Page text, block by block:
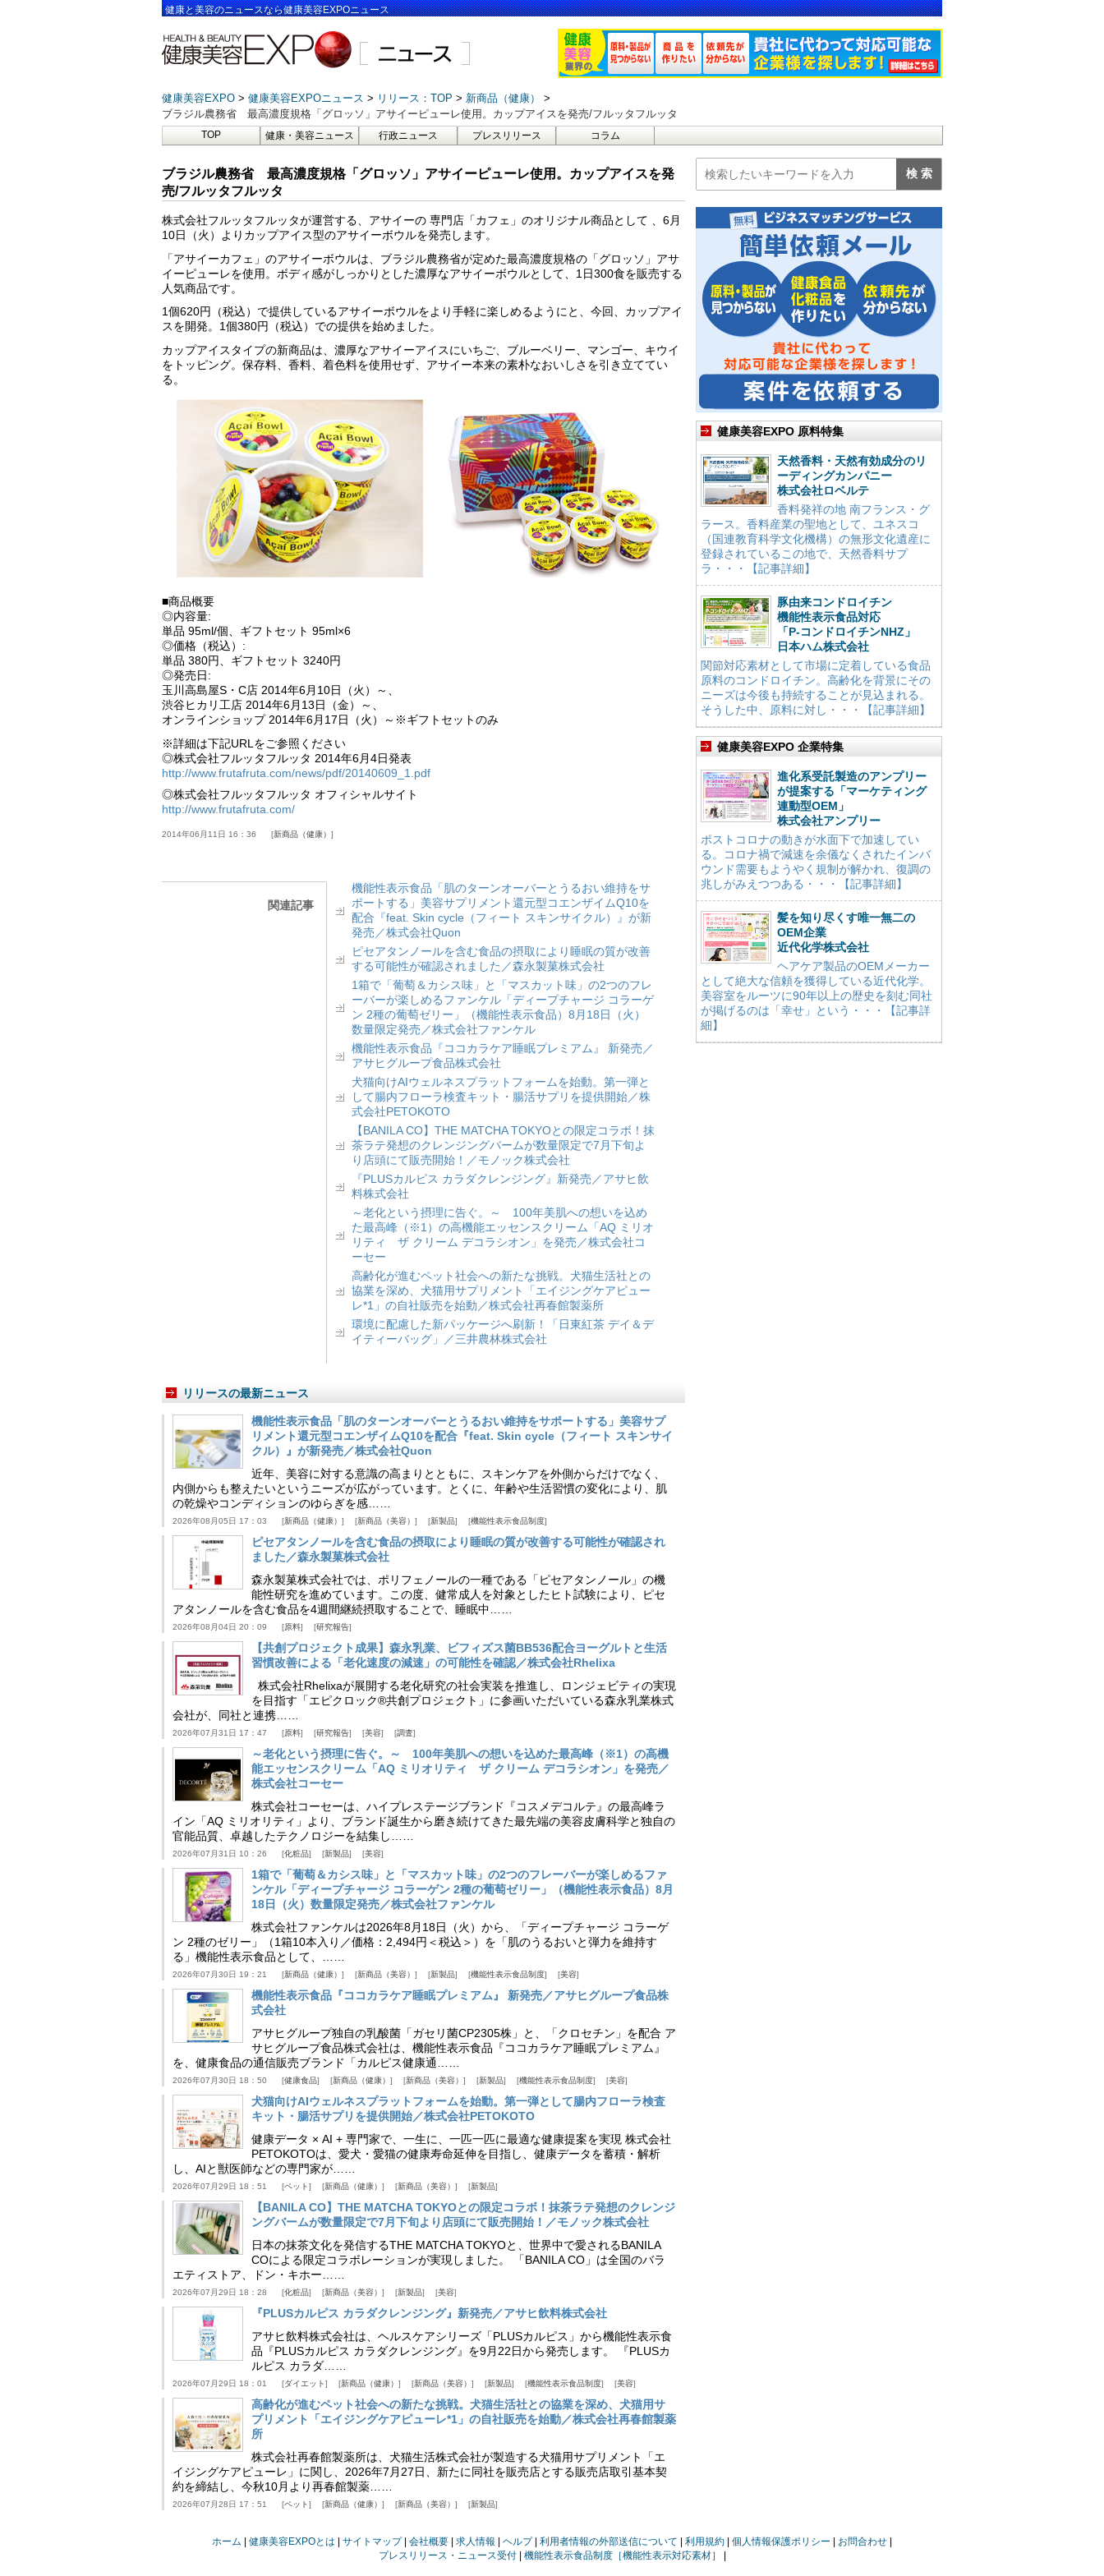
健康と美容のニュースなら健康美容EXPOニュース
健康美容EXPO 健康美容EXPOニュース リリース：TOP
新商品（健康）
ブラジル農務省 最高濃度規格「グロッソ」アサイーピューレ使用。カップアイスを発売/フルッタフルッタ
TOP 健康・美容ニュース 行政ニュース プレスリリース コラム
ブラジル農務省 最高濃度規格「グロッソ」アサイーピューレ使用。カップアイスを発
売/フルッタフルッタ
株式会社フルッタフルッタが運営する、アサイーの 専門店「カフェ」のオリジナル商品として 、6月
10日（火）よりカップアイス型のアサイーボウルを発売します。
「アサイーカフェ」のアサイーボウルは、ブラジル農務省が定めた最高濃度規格の「グロッソ」アサ
イーピューレを使用。ボディ感がしっかりとした濃厚なアサイーボウルとして、1日300食を販売する
人気商品です。
1個620円（税込）で提供しているアサイーボウルをより手軽に楽しめるようにと、今回、カップアイ
スを開発。1個380円（税込）での提供を始めました。
カップアイスタイプの新商品は、濃厚なアサイーアイスにいちご、ブルーベリー、マンゴー、キウイ
をトッピング。保存料、香料、着色料を使用せず、アサイー本来の素朴なおいしさを引き立ててい
る。
■商品概要
◎内容量:
単品 95ml/個、ギフトセット 95ml×6
◎価格（税込）:
単品 380円、ギフトセット 3240円
◎発売日:
玉川高島屋S・C店 2014年6月10日（火）～、
渋谷ヒカリ工店 2014年6月13日（金）～、
オンラインショップ 2014年6月17日（火）～※ギフトセットのみ
※詳細は下記URLをご参照ください
◎株式会社フルッタフルッタ 2014年6月4日発表
http://www.frutafruta.com/news/pdf/20140609_1.pdf
◎株式会社フルッタフルッタ オフィシャルサイト
http://www.frutafruta.com/
2014年06月11日 16：36 新商品（健康）
関連記事
機能性表示食品「肌のターンオーバーとうるおい維持をサ
ポートする」美容サプリメント還元型コエンザイムQ10を
配合『feat. Skin cycle（フィート スキンサイクル）』が新
発売／株式会社Quon
ピセアタンノールを含む食品の摂取により睡眠の質が改善
する可能性が確認されました／森永製菓株式会社
1箱で「葡萄＆カシス味」と「マスカット味」の2つのフレ
ーバーが楽しめるファンケル「ディープチャージ コラーゲ
ン 2種の葡萄ゼリー」（機能性表示食品）8月18日（火）
数量限定発売／株式会社ファンケル
機能性表示食品『ココカラケア睡眠プレミアム』 新発売／
アサヒグループ食品株式会社
犬猫向けAIウェルネスプラットフォームを始動。第一弾と
して腸内フローラ検査キット・腸活サプリを提供開始／株
式会社PETOKOTO
【BANILA CO】THE MATCHA TOKYOとの限定コラボ！抹
茶ラテ発想のクレンジングバームが数量限定で7月下旬よ
り店頭にて販売開始！／モノック株式会社
『PLUSカルピス カラダクレンジング』新発売／アサヒ飲
料株式会社
～老化という摂理に告ぐ。～ 100年美肌への想いを込め
た最高峰（※1）の高機能エッセンスクリーム「AQ ミリオ
リティ ザ クリーム デコラシオン」を発売／株式会社コ
ーセー
高齢化が進むペット社会への新たな挑戦。犬猫生活社との
協業を深め、犬猫用サプリメント「エイジングケアピュー
レ*1」の自社販売を始動／株式会社再春館製薬所
環境に配慮した新パッケージへ刷新！「日東紅茶 デイ＆デ
イティーバッグ」／三井農林株式会社
リリースの最新ニュース
機能性表示食品「肌のターンオーバーとうるおい維持をサポートする」美容サプ
リメント還元型コエンザイムQ10を配合『feat. Skin cycle（フィート スキンサイ
クル）』が新発売／株式会社Quon
近年、美容に対する意識の高まりとともに、スキンケアを外側からだけでなく、
内側からも整えたいというニーズが広がっています。とくに、年齢や生活習慣の変化により、肌
の乾燥やコンディションのゆらぎを感……
2026年08月05日 17：03 新商品（健康） 新商品（美容） 新製品 機能性表示食品制度
ピセアタンノールを含む食品の摂取により睡眠の質が改善する可能性が確認され
ました／森永製菓株式会社
森永製菓株式会社では、ポリフェノールの一種である「ピセアタンノール」の機
能性研究を進めています。この度、健常成人を対象としたヒト試験により、ピセ
アタンノールを含む食品を4週間継続摂取することで、睡眠中……
2026年08月04日 20：09 原料 研究報告
【共創プロジェクト成果】森永乳業、ビフィズス菌BB536配合ヨーグルトと生活
習慣改善による「老化速度の減速」の可能性を確認／株式会社Rhelixa
株式会社Rhelixaが展開する老化研究の社会実装を推進し、ロンジェビティの実現
を目指す「エピクロック®共創プロジェクト」に参画いただいている森永乳業株式
会社が、同社と連携……
2026年07月31日 17：47 原料 研究報告 美容 調査
～老化という摂理に告ぐ。～ 100年美肌への想いを込めた最高峰（※1）の高機
能エッセンスクリーム「AQ ミリオリティ ザ クリーム デコラシオン」を発売／
株式会社コーセー
株式会社コーセーは、ハイプレステージブランド『コスメデコルテ』の最高峰ラ
イン「AQ ミリオリティ」より、ブランド誕生から磨き続けてきた最先端の美容皮膚科学と独自の
官能品質、卓越したテクノロジーを結集し……
2026年07月31日 10：26 化粧品 新製品 美容
1箱で「葡萄＆カシス味」と「マスカット味」の2つのフレーバーが楽しめるファ
ンケル「ディープチャージ コラーゲン 2種の葡萄ゼリー」（機能性表示食品）8月
18日（火）数量限定発売／株式会社ファンケル
株式会社ファンケルは2026年8月18日（火）から、「ディープチャージ コラーゲ
ン 2種のゼリー」（1箱10本入り／価格：2,494円＜税込＞）を「肌のうるおいと弾力を維持す
る」機能性表示食品として、……
2026年07月30日 19：21 新商品（健康） 新商品（美容） 新製品 機能性表示食品制度 美容
機能性表示食品『ココカラケア睡眠プレミアム』 新発売／アサヒグループ食品株
式会社
アサヒグループ独自の乳酸菌「ガセリ菌CP2305株」と、「クロセチン」を配合 ア
サヒグループ食品株式会社は、機能性表示食品『ココカラケア睡眠プレミアム』
を、健康食品の通信販売ブランド「カルピス健康通……
2026年07月30日 18：50 健康食品 新商品（健康） 新商品（美容） 新製品 機能性表示食品制度 美容
犬猫向けAIウェルネスプラットフォームを始動。第一弾として腸内フローラ検査
キット・腸活サプリを提供開始／株式会社PETOKOTO
健康データ × AI + 専門家で、一生に、一匹一匹に最適な健康提案を実現 株式会社
PETOKOTOは、愛犬・愛猫の健康寿命延伸を目指し、健康データを蓄積・解析
し、AIと獣医師などの専門家が……
2026年07月29日 18：51 ペット 新商品（健康） 新商品（美容） 新製品
【BANILA CO】THE MATCHA TOKYOとの限定コラボ！抹茶ラテ発想のクレンジ
ングバームが数量限定で7月下旬より店頭にて販売開始！／モノック株式会社
日本の抹茶文化を発信するTHE MATCHA TOKYOと、世界中で愛されるBANILA
COによる限定コラボレーションが実現しました。 「BANILA CO」は全国のバラ
エティストア、ドン・キホー……
2026年07月29日 18：28 化粧品 新商品（美容） 新製品 美容
『PLUSカルピス カラダクレンジング』新発売／アサヒ飲料株式会社
アサヒ飲料株式会社は、ヘルスケアシリーズ「PLUSカルピス」から機能性表示食
品『PLUSカルピス カラダクレンジング』を9月22日から発売します。 『PLUSカ
ルピス カラダ……
2026年07月29日 18：01 ダイエット 新商品（健康） 新商品（美容） 新製品 機能性表示食品制度 美容
高齢化が進むペット社会への新たな挑戦。犬猫生活社との協業を深め、犬猫用サ
プリメント「エイジングケアピューレ*1」の自社販売を始動／株式会社再春館製薬
所
株式会社再春館製薬所は、犬猫生活株式会社が製造する犬猫用サプリメント「エ
イジングケアピューレ」に関し、2026年7月27日、新たに同社を販売店とする販売店取引基本契
約を締結し、今秋10月より再春館製薬……
2026年07月28日 17：51 ペット 新商品（健康） 新商品（美容） 新製品
健康美容EXPO 原料特集
天然香料・天然有効成分のリ
ーディングカンパニー
株式会社ロベルテ
香料発祥の地 南フランス・グ
ラース。香料産業の聖地として、ユネスコ
（国連教育科学文化機構）の無形文化遺産に
登録されているこの地で、天然香料サプ
ラ・・・【記事詳細】
豚由来コンドロイチン
機能性表示食品対応
「P-コンドロイチンNHZ」
日本ハム株式会社
関節対応素材として市場に定着している食品
原料のコンドロイチン。高齢化を背景にその
ニーズは今後も持続することが見込まれる。
そうした中、原料に対し・・・【記事詳細】
健康美容EXPO 企業特集
進化系受託製造のアンプリー
が提案する「マーケティング
連動型OEM」
株式会社アンプリー
ポストコロナの動きが水面下で加速してい
る。コロナ禍で減速を余儀なくされたインバ
ウンド需要もようやく規制が解かれ、復調の
兆しがみえつつある・・・【記事詳細】
髪を知り尽くす唯一無二の
OEM企業
近代化学株式会社
ヘアケア製品のOEMメーカー
として絶大な信頼を獲得している近代化学。
美容室をルーツに90年以上の歴史を刻む同社
が掲げるのは「幸せ」という・・・【記事詳
細】
ホーム 健康美容EXPOとは サイトマップ 会社概要 求人情報 ヘルプ 利用者情報の外部送信について 利用規約 個人情報保護ポリシー
お問合わせ
プレスリリース・ニュース受付
機能性表示食品制度［機能性表示対応素材］